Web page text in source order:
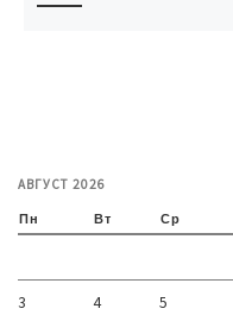
АВГУСТ 2026
Пн Вт Ср
3 4 5